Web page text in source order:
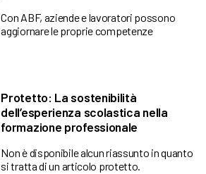
Con ABF, aziende e lavoratori possono
aggiornare le proprie competenze
Protetto: La sostenibilità
dell’esperienza scolastica nella
formazione professionale
Non è disponibile alcun riassunto in quanto
si tratta di un articolo protetto.